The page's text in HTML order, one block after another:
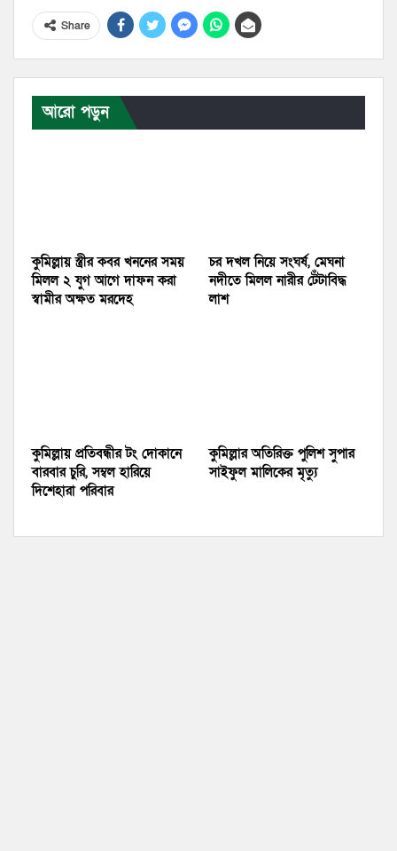
Share
আরো পড়ুন
কুমিল্লায় স্ত্রীর কবর খননের সময়
মিলল ২ যুগ আগে দাফন করা
স্বামীর অক্ষত মরদেহ
চর দখল নিয়ে সংঘর্ষ, মেঘনা
নদীতে মিলল নারীর টেঁটাবিদ্ধ
লাশ
কুমিল্লায় প্রতিবন্ধীর টং দোকানে
বারবার চুরি, সম্বল হারিয়ে
দিশেহারা পরিবার
কুমিল্লার অতিরিক্ত পুলিশ সুপার
সাইফুল মালিকের মৃত্যু